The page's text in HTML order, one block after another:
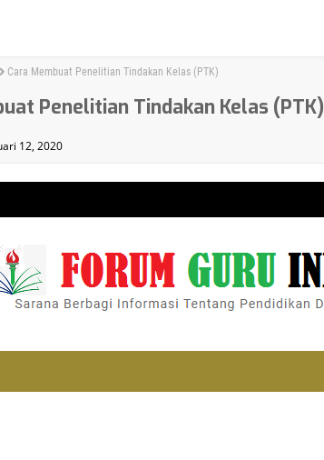
Cara Membuat Penelitian Tindakan Kelas (PTK)
Penelitian Tindakan Kelas (PTK)
12, 2020